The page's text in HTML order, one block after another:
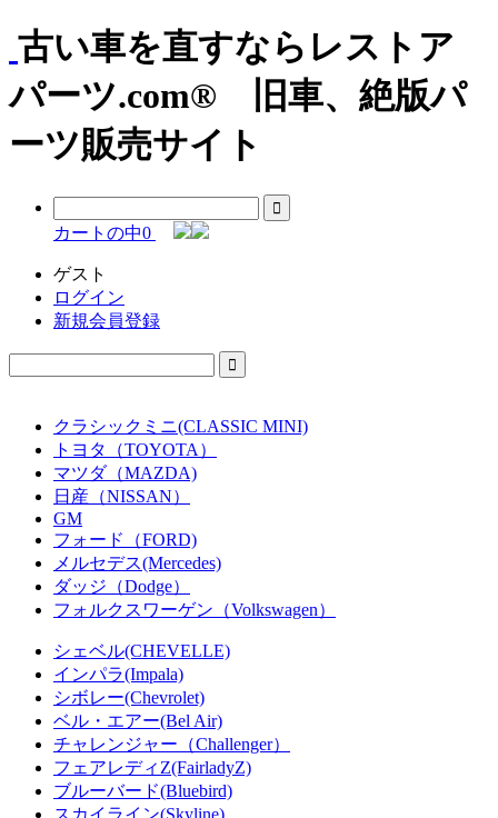
古い車を直すならレストア
パーツ.com® 旧車、絶版パ
ーツ販売サイト
カートの中0
ゲスト
ログイン
新規会員登録
クラシックミニ(CLASSIC MINI)
トヨタ（TOYOTA）
マツダ（MAZDA)
日産（NISSAN）
GM
フォード（FORD)
メルセデス(Mercedes)
ダッジ（Dodge）
フォルクスワーゲン（Volkswagen）
シェベル(CHEVELLE)
インパラ(Impala)
シボレー(Chevrolet)
ベル・エアー(Bel Air)
チャレンジャー（Challenger）
フェアレディZ(FairladyZ)
ブルーバード(Bluebird)
スカイライン(Skyline)